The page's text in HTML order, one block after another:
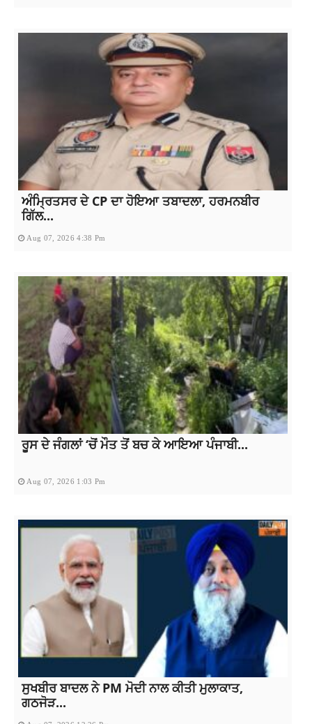
ਅੰਮ੍ਰਿਤਸਰ ਦੇ CP ਦਾ ਹੋਇਆ ਤਬਾਦਲਾ, ਹਰਮਨਬੀਰ
ਗਿੱਲ...
Aug 07, 2026 4:38 Pm
ਰੂਸ ਦੇ ਜੰਗਲਾਂ ‘ਚੋਂ ਮੌਤ ਤੋਂ ਬਚ ਕੇ ਆਇਆ ਪੰਜਾਬੀ...
Aug 07, 2026 1:03 Pm
ਸੁਖਬੀਰ ਬਾਦਲ ਨੇ PM ਮੋਦੀ ਨਾਲ ਕੀਤੀ ਮੁਲਾਕਾਤ,
ਗਠਜੋੜ...